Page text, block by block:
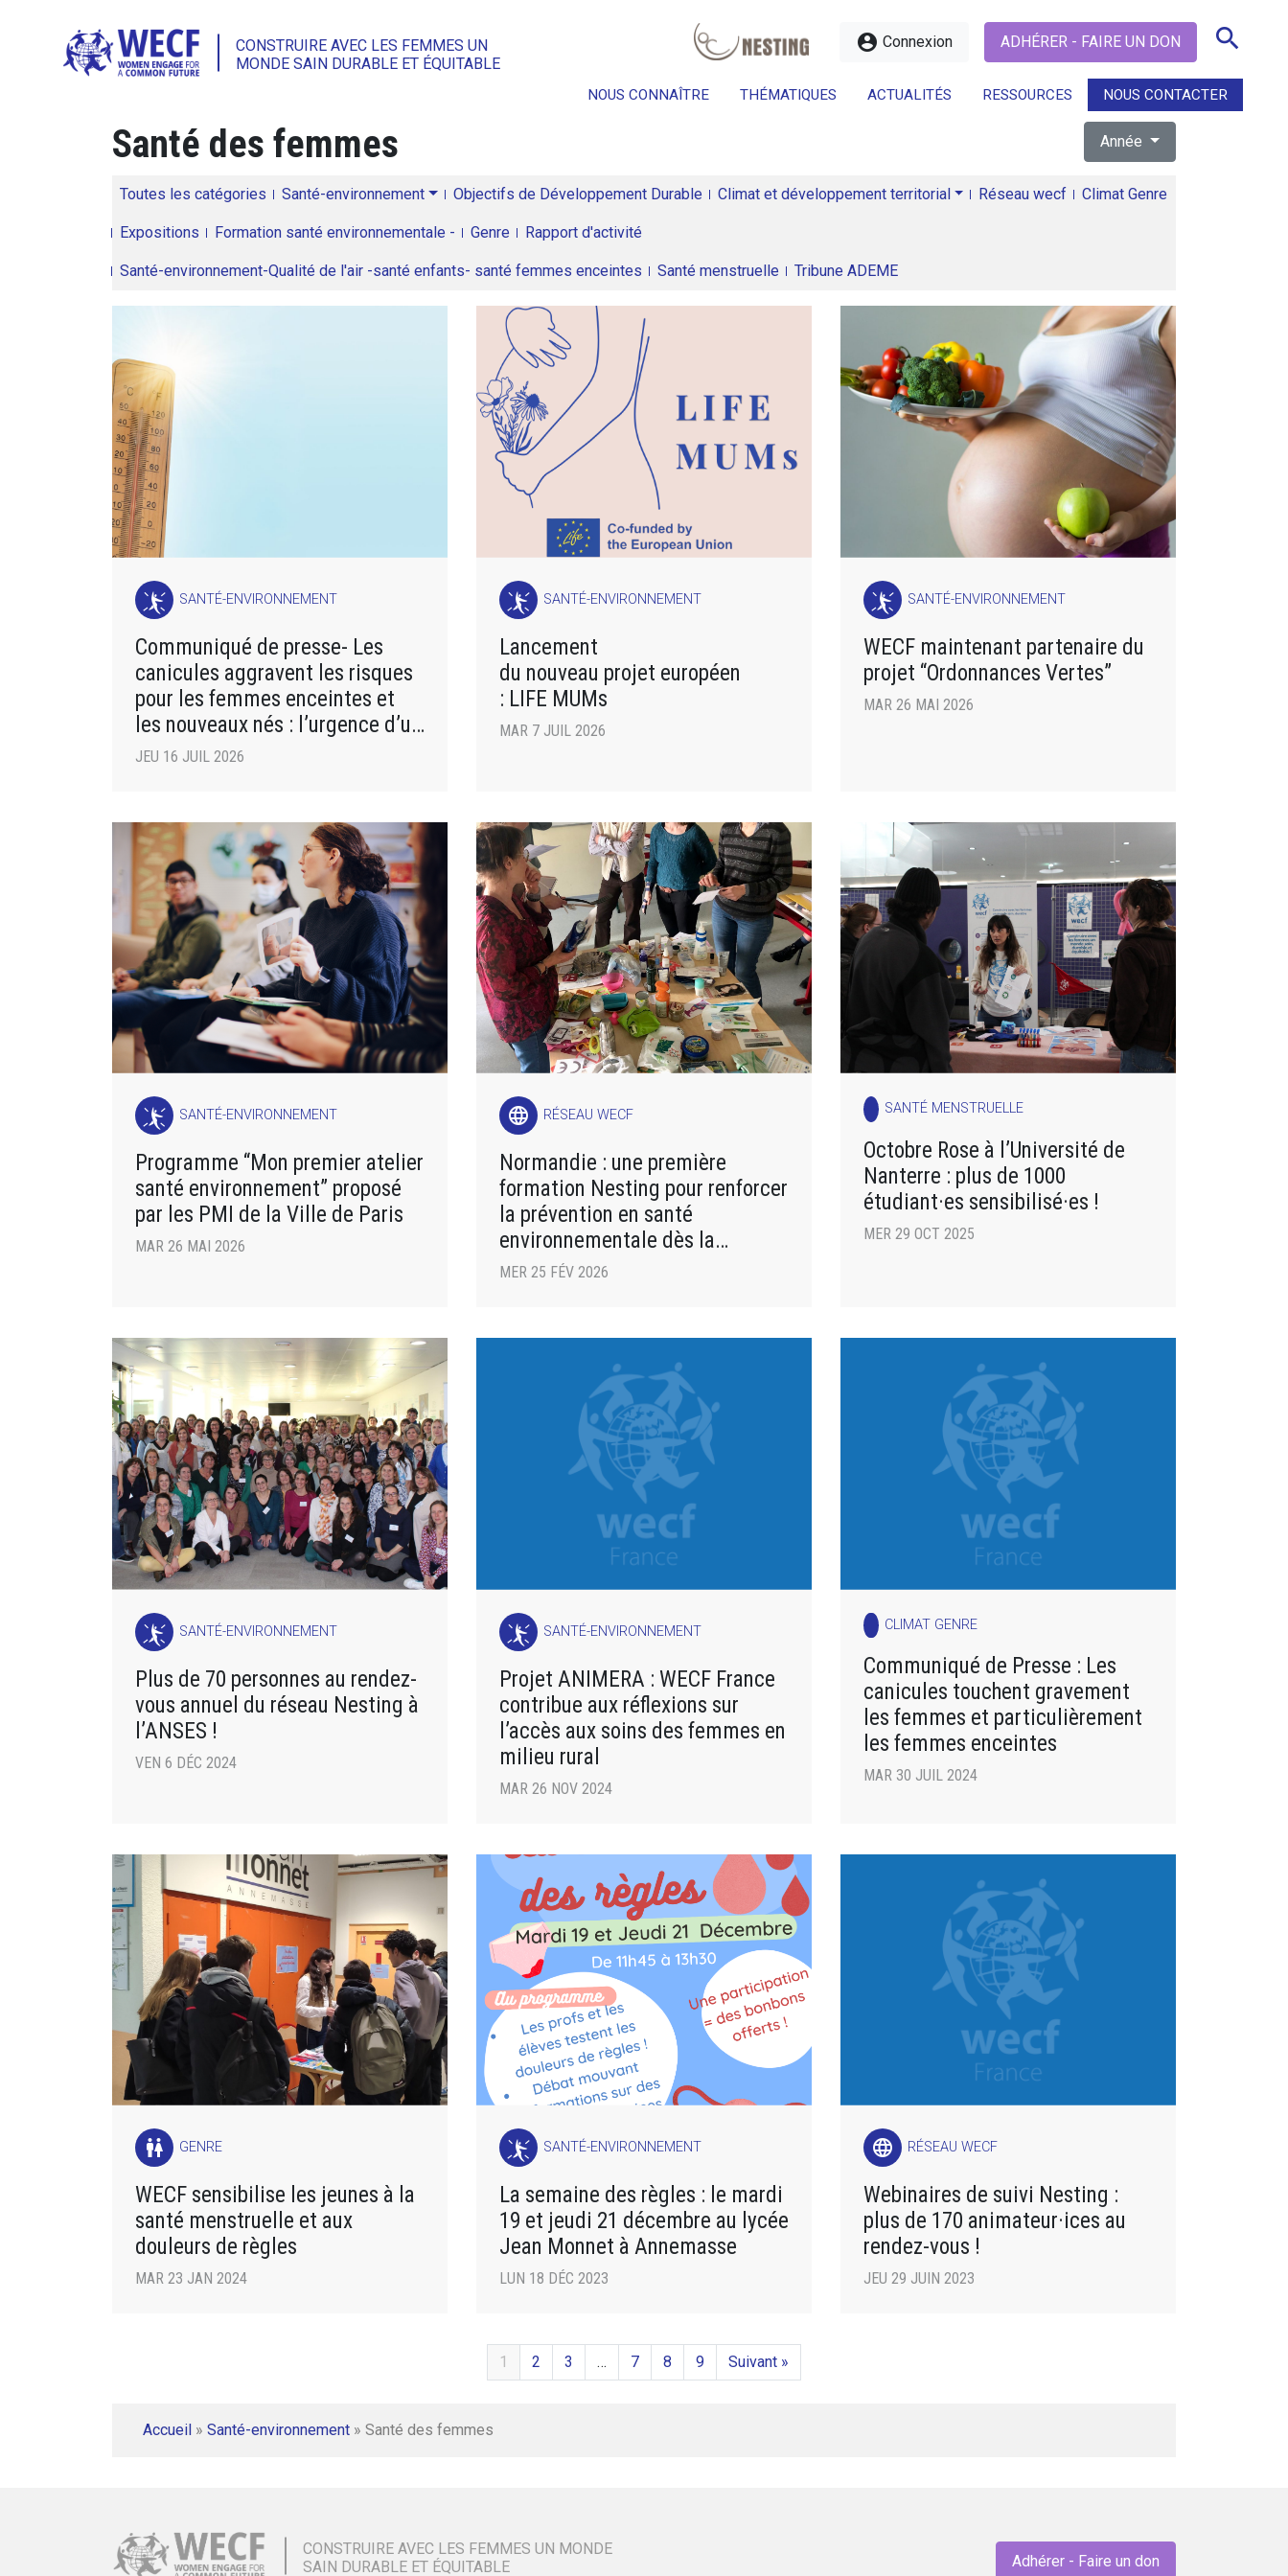
CONSTRUIRE AVEC LES FEMMES UN
MONDE SAIN DURABLE ET ÉQUITABLE
account_circle Connexion ADHÉRER - FAIRE UN DON search
NOUS CONNAÎTRE THÉMATIQUES ACTUALITÉS RESSOURCES NOUS CONTACTER
search
Santé des femmes Année
Toutes les catégories Santé-environnement Objectifs de Développement Durable Climat et développement territorial Réseau wecf Climat Genre
Expositions Formation santé environnementale - Genre Rapport d'activité
Santé-environnement-Qualité de l'air -santé enfants- santé femmes enceintes Santé menstruelle Tribune ADEME
SANTÉ-ENVIRONNEMENT
Communiqué de presse- Les
canicules aggravent les risques
pour les femmes enceintes et
les nouveaux nés : l’urgence d’un
plan d’adaptation
JEU 16 JUIL 2026
SANTÉ-ENVIRONNEMENT
Lancement
du nouveau projet européen
: LIFE MUMs
MAR 7 JUIL 2026
SANTÉ-ENVIRONNEMENT
WECF maintenant partenaire du
projet “Ordonnances Vertes”
MAR 26 MAI 2026
SANTÉ-ENVIRONNEMENT
Programme “Mon premier atelier
santé environnement” proposé
par les PMI de la Ville de Paris
MAR 26 MAI 2026
language RÉSEAU WECF
Normandie : une première
formation Nesting pour renforcer
la prévention en santé
environnementale dès la
grossesse
MER 25 FÉV 2026
SANTÉ MENSTRUELLE
Octobre Rose à l’Université de
Nanterre : plus de 1000
étudiant·es sensibilisé·es !
MER 29 OCT 2025
SANTÉ-ENVIRONNEMENT
Plus de 70 personnes au rendez-
vous annuel du réseau Nesting à
l’ANSES !
VEN 6 DÉC 2024
SANTÉ-ENVIRONNEMENT
Projet ANIMERA : WECF France
contribue aux réflexions sur
l’accès aux soins des femmes en
milieu rural
MAR 26 NOV 2024
CLIMAT GENRE
Communiqué de Presse : Les
canicules touchent gravement
les femmes et particulièrement
les femmes enceintes
MAR 30 JUIL 2024
wc GENRE
WECF sensibilise les jeunes à la
santé menstruelle et aux
douleurs de règles
MAR 23 JAN 2024
SANTÉ-ENVIRONNEMENT
La semaine des règles : le mardi
19 et jeudi 21 décembre au lycée
Jean Monnet à Annemasse
LUN 18 DÉC 2023
language RÉSEAU WECF
Webinaires de suivi Nesting :
plus de 170 animateur·ices au
rendez-vous !
JEU 29 JUIN 2023
1 2 3 … 7 8 9 Suivant »
Accueil » Santé-environnement » Santé des femmes
CONSTRUIRE AVEC LES FEMMES UN MONDE
SAIN DURABLE ET ÉQUITABLE
Adhérer - Faire un don